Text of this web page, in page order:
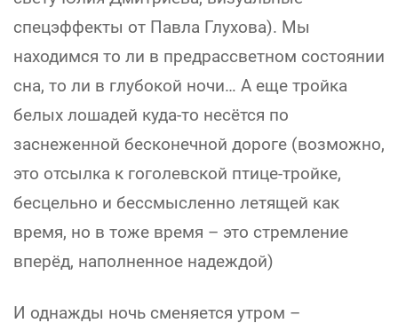
спецэффекты от Павла Глухова). Мы
находимся то ли в предрассветном состоянии
сна, то ли в глубокой ночи… А еще тройка
белых лошадей куда-то несётся по
заснеженной бесконечной дороге (возможно,
это отсылка к гоголевской птице-тройке,
бесцельно и бессмысленно летящей как
время, но в тоже время – это стремление
вперёд, наполненное надеждой)
И однажды ночь сменяется утром –